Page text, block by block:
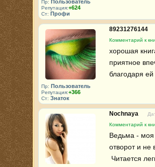
Пр: Пользователь
Репутация:+624
Ст: Профи
Пр: Пользователь
Репутация:+366
Ст: Знаток
89231276144
Комментарий к
хорошая
приятное
благодаря
Nochnaya
Комментарий к
Ведьма - моя
отворот и не
Читается